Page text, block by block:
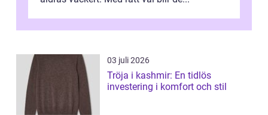
03 juli 2026
Tröja i kashmir: En tidlös
investering i komfort och stil